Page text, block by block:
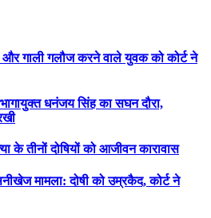
गाली गलौज करने वाले युवक को कोर्ट ने
धनंजय सिंह का सघन दौरा,
के तीनों दोषियों को आजीवन कारावास
मामला: दोषी को उम्रकैद, कोर्ट ने